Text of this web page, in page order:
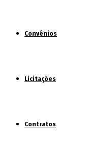
Convênios
Licitações
Contratos